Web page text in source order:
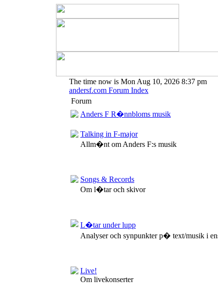
The time now is Mon Aug 10, 2026 8:37 pm
andersf.com Forum Index
Forum
Anders F R�nnbloms musik
Talking in F-major
Allm�nt om Anders F:s musik
Songs & Records
Om l�tar och skivor
L�tar under lupp
Analyser och synpunkter p� text/musik i
Live!
Om livekonserter